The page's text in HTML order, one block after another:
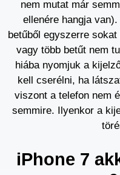
nem mutat már
ellenére hangja
betűből egyszerre
vagy több betűt nem
hiába nyomjuk a
kell cserélni, ha
viszont a telefon nem
semmire. Ilyenkor a
iPhone 7